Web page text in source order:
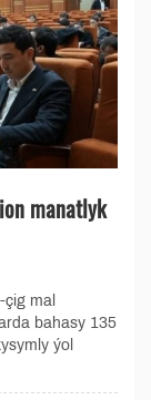
manatlyk
mal
bahasy 135
ýol